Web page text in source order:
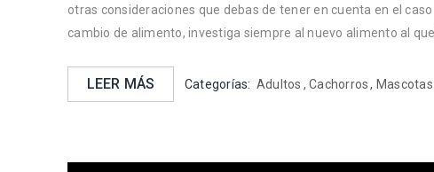
otras consideraciones que debas de tener en cuenta en el
cambio de alimento, investiga siempre al nuevo alimento al
LEER MÁS Categorías: Adultos , Cachorros ,